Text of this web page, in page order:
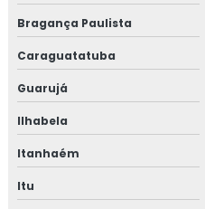
Bragança Paulista
Caraguatatuba
Guarujá
Ilhabela
Itanhaém
Itu